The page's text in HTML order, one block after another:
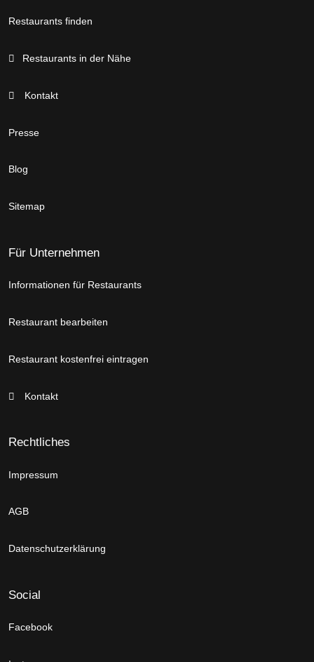
Restaurants finden
Restaurants in der Nähe
Kontakt
Presse
Blog
Sitemap
Für Unternehmen
Informationen für Restaurants
Restaurant bearbeiten
Restaurant kostenfrei eintragen
Kontakt
Rechtliches
Impressum
AGB
Datenschutzerklärung
Social
Facebook